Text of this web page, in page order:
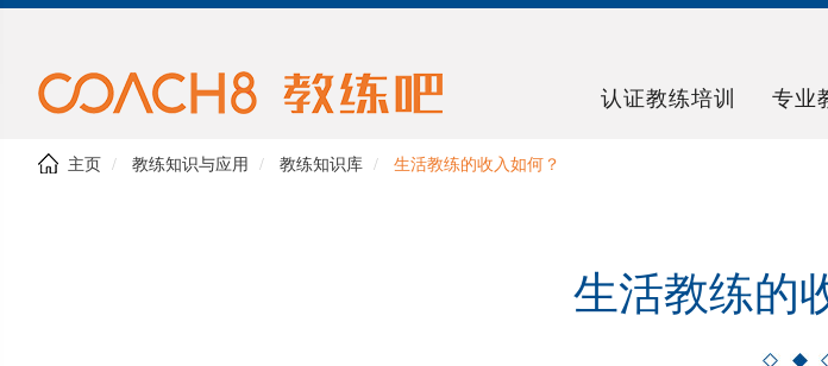
认证教练培训 专业
主页 教练知识与应用 教练知识库 生活教练的收入如何？
生活教练的